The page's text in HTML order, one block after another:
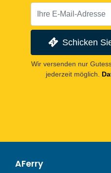
Schicken
Wir versenden nur
jederzeit möglich.
AFerry